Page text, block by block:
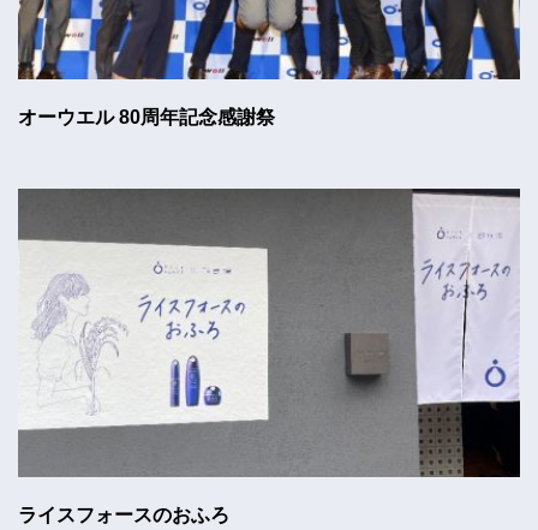
オーウエル 80周年記念感謝祭
ライスフォースのおふろ